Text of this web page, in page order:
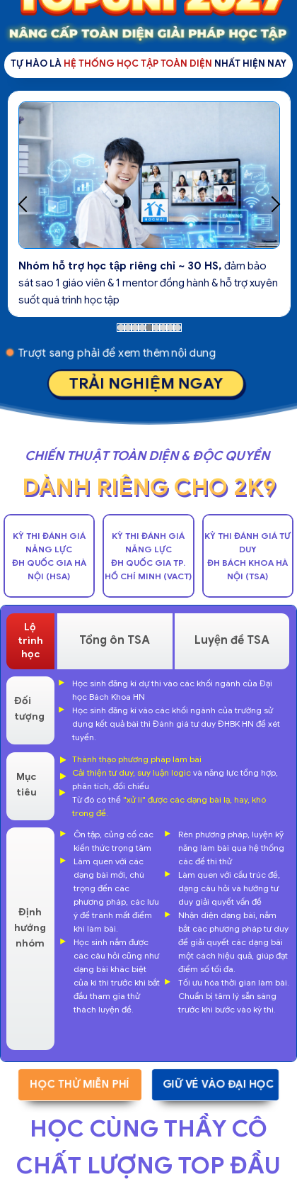
Trượt sang phải để xem thêm nội dung
TỰ HÀO LÀHỆ THỐNG HỌC TẬP TOÀN DIỆN NHẤT HIỆN NAY
TRẢI NGHIỆM NGAY
Công cụ iChat - Hỏi đáp cùng AIgiúp học sinh chủ
động tra cứu kiến thức & hướng dẫn làm bài theo ID từng
câu hỏi luyện tập
DÀNH RIÊNG CHO 2K9
CHIẾN THUẬT TOÀN DIỆN & ĐỘC QUYỀN
KỲ THI ĐÁNH GIÁ
NĂNG LỰC
ĐH QUỐC GIA HÀ
NỘI (HSA)
KỲ THI ĐÁNH GIÁ
NĂNG LỰC
ĐH QUỐC GIA TP.
HỒ CHÍ MINH (VACT)
KỲ THI ĐÁNH GIÁ TƯ
DUY
ĐH BÁCH KHOA HÀ
NỘI (TSA)
HỌC THỬ MIỄN PHÍ GIỮ VÉ VÀO ĐẠI HỌC
Lộ
trình
học
Tổng ôn TSA Luyện đề TSA
Đối
tượng
Học sinh đăng kí dự thi vào các khối ngành của Đại
học Bách Khoa HN
Học sinh đăng kí vào các khối ngành của trường sử
dụng kết quả bài thi Đánh giá tư duy ĐHBK HN để xét
tuyển.
Mục
tiêu
Thành thạo phương pháp làm bài
Cải thiện tư duy, suy luận logic và năng lực tổng hợp,
phân tích, đối chiếu
Từ đó có thể"xử lí" được các dạng bài lạ, hay, khó
trong đề.
Định
hướng
nhóm
Ôn tập, củng cố các
kiến thức trọng tâm
Làm quen với các
dạng bài mới, chú
trọng đến các
phương pháp, các lưu
ý để tránh mất điểm
khi làm bài.
Học sinh nắm được
các câu hỏi cũng như
dạng bài khác biệt
của kì thi trước khi bắt
đầu tham gia thử
thách luyện đề.
Rèn phương pháp, luyện kỹ
năng làm bài qua hệ thống
các đề thi thử
Làm quen với cấu trúc đề,
dạng câu hỏi và hướng tư
duy giải quyết vấn đề
Nhận diện dạng bài, nắm
bắt các phương pháp tư duy
để giải quyết các dạng bài
một cách hiệu quả, giúp đạt
điểm số tối đa.
Tối ưu hóa thời gian làm bài.
Chuẩn bị tâm lý sẵn sàng
trước khi bước vào kỳ thi.
HỌC CÙNG THẦY CÔ
CHẤT LƯỢNG TOP ĐẦU